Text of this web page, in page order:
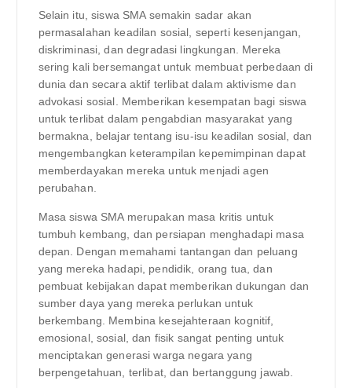
Selain itu, siswa SMA semakin sadar akan
permasalahan keadilan sosial, seperti kesenjangan,
diskriminasi, dan degradasi lingkungan. Mereka
sering kali bersemangat untuk membuat perbedaan di
dunia dan secara aktif terlibat dalam aktivisme dan
advokasi sosial. Memberikan kesempatan bagi siswa
untuk terlibat dalam pengabdian masyarakat yang
bermakna, belajar tentang isu-isu keadilan sosial, dan
mengembangkan keterampilan kepemimpinan dapat
memberdayakan mereka untuk menjadi agen
perubahan.
Masa siswa SMA merupakan masa kritis untuk
tumbuh kembang, dan persiapan menghadapi masa
depan. Dengan memahami tantangan dan peluang
yang mereka hadapi, pendidik, orang tua, dan
pembuat kebijakan dapat memberikan dukungan dan
sumber daya yang mereka perlukan untuk
berkembang. Membina kesejahteraan kognitif,
emosional, sosial, dan fisik sangat penting untuk
menciptakan generasi warga negara yang
berpengetahuan, terlibat, dan bertanggung jawab.